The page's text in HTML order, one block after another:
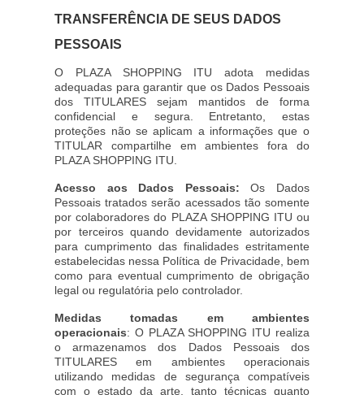
TRANSFERÊNCIA DE SEUS DADOS
PESSOAIS
O PLAZA SHOPPING ITU adota medidas
adequadas para garantir que os Dados Pessoais
dos TITULARES sejam mantidos de forma
confidencial e segura. Entretanto, estas
proteções não se aplicam a informações que o
TITULAR compartilhe em ambientes fora do
PLAZA SHOPPING ITU.
Acesso aos Dados Pessoais: Os Dados
Pessoais tratados serão acessados tão somente
por colaboradores do PLAZA SHOPPING ITU ou
por terceiros quando devidamente autorizados
para cumprimento das finalidades estritamente
estabelecidas nessa Política de Privacidade, bem
como para eventual cumprimento de obrigação
legal ou regulatória pelo controlador.
Medidas tomadas em ambientes
operacionais: O PLAZA SHOPPING ITU realiza
o armazenamos dos Dados Pessoais dos
TITULARES em ambientes operacionais
utilizando medidas de segurança compatíveis
com o estado da arte, tanto técnicas quanto